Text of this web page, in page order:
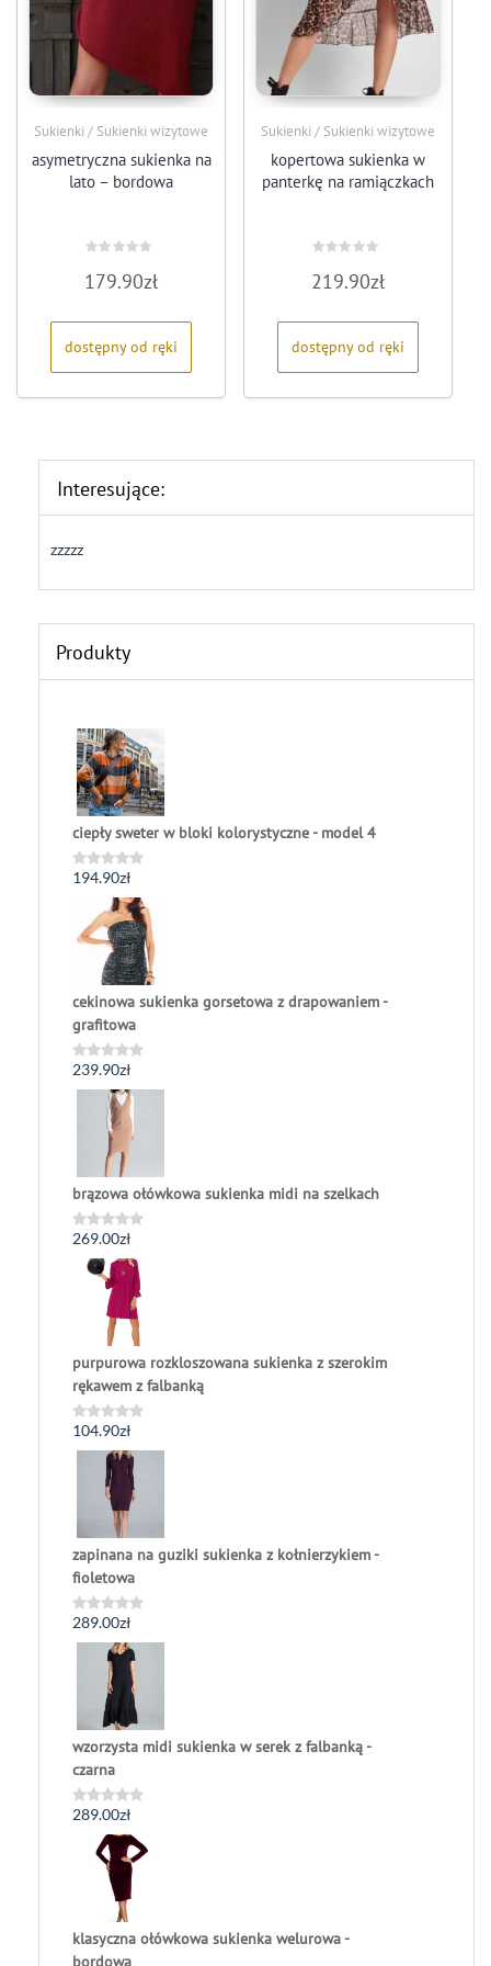
Sukienki / Sukienki wizytowe
asymetryczna sukienka na
lato – bordowa
0
na
179.90zł
dostępny od ręki
Sukienki / Sukienki wizytowe
kopertowa sukienka w
panterkę na ramiączkach
0
na
219.90zł
dostępny od ręki
Interesujące:
zzzzz
Produkty
ciepły sweter w bloki kolorystyczne - model 4
Oceniono
194.90zł
cekinowa sukienka gorsetowa z drapowaniem -
grafitowa
Oceniono
0
239.90zł
brązowa ołówkowa sukienka midi na szelkach
Oceniono
269.00zł
purpurowa rozkloszowana sukienka z szerokim
rękawem z falbanką
Oceniono
0
104.90zł
zapinana na guziki sukienka z kołnierzykiem -
fioletowa
Oceniono
0
289.00zł
wzorzysta midi sukienka w serek z falbanką -
czarna
Oceniono
289.00zł
klasyczna ołówkowa sukienka welurowa -
bordowa